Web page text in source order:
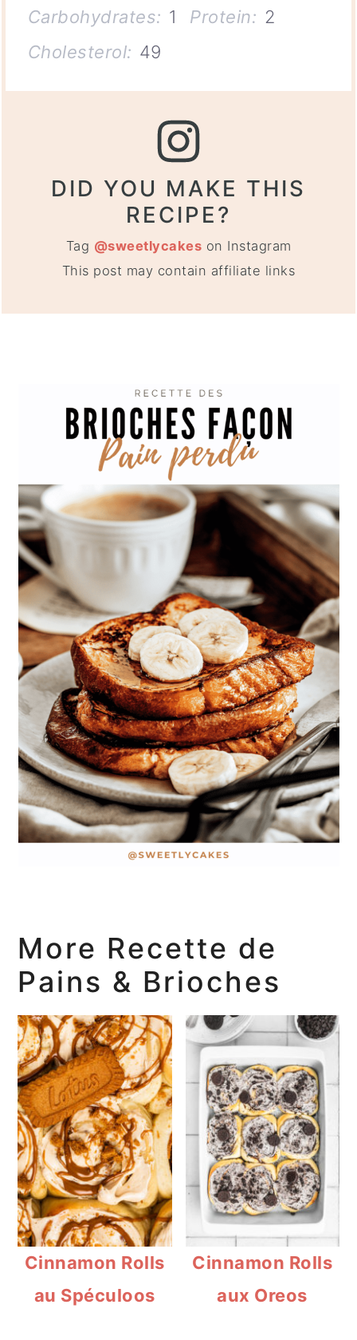
Carbohydrates: 1 Protein: 2
Cholesterol: 49
DID YOU MAKE THIS
RECIPE?
Tag @sweetlycakes on Instagram
This post may contain affiliate links
More Recette de
Pains & Brioches
Cinnamon Rolls
au Spéculoos
Cinnamon Rolls
aux Oreos